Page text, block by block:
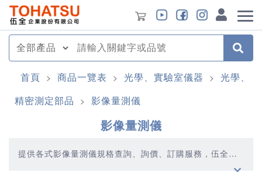
首頁 > 商品一覽表 > 光學、實驗室儀器 > 光學、
精密測定部品
> 影像量測儀
影像量測儀
提供各式影像量測儀規格查詢、詢價、訂購服務，伍全企
業深耕模具產業多年，秉持著優質品質、合理價格、多元